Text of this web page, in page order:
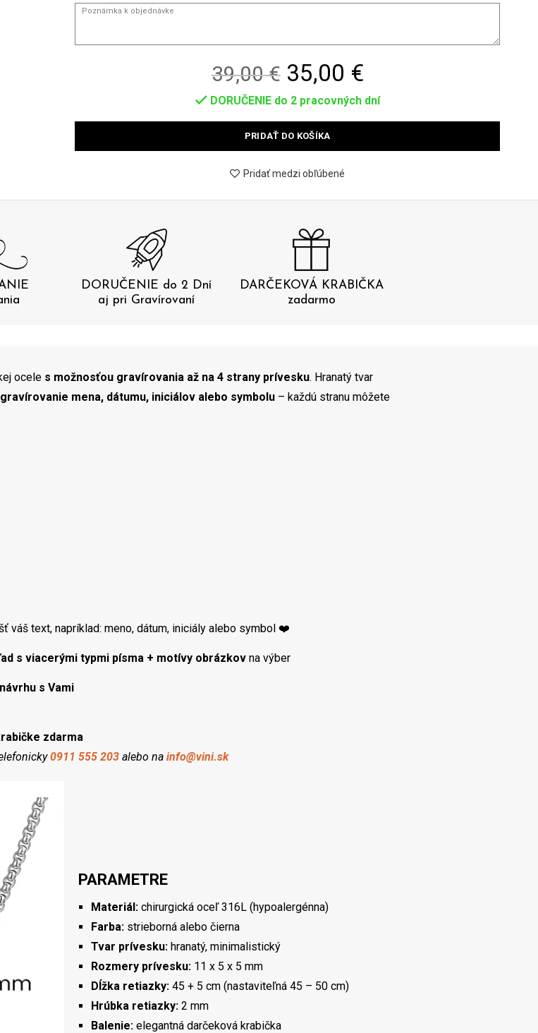
39,00 € Original
price
was:
39,00 €.
35,00 €Current
price
is:
35,00 €.
DORUČENIE do 2 pracovných dní
PRIDAŤ DO KOŠÍKA
Pridať medzi obľúbené
DORUČENIE do 2 Dní
aj pri Gravírovaní
DARČEKOVÁ KRABIČKA
zadarmo
ocele s možnosťou gravírovania až na 4 strany prívesku. Hranatý tvar
gravírovanie mena, dátumu, iniciálov alebo symbolu– každú stranu môžete
váš text, napríklad: meno, dátum, iniciály alebo symbol ❤️
s viacerými typmi písma + motívy obrázkovna výber
s Vami
zdarma
0911 555 203alebo na info@vini.sk
PARAMETRE
Materiál:chirurgická oceľ 316L (hypoalergénna)
Farba: strieborná alebo čierna
Tvar prívesku: hranatý, minimalistický
Rozmery prívesku:11 x 5 x 5 mm
Dĺžka retiazky:45 + 5 cm (nastaviteľná 45 – 50 cm)
Hrúbka retiazky:2 mm
Balenie:elegantná darčeková krabička